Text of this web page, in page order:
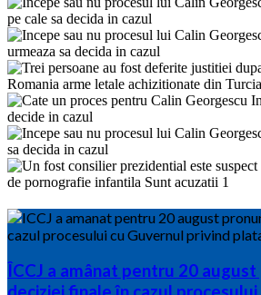
ÎCCJ a amânat pentru 20